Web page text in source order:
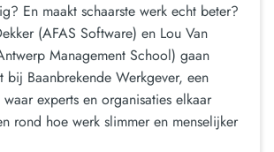
En maakt schaarste werk echt beter?
(AFAS Software) en Lou Van
Management School) gaan
bij Baanbrekende Werkgever, een
experts en organisaties elkaar
rond hoe werk slimmer en menselijker